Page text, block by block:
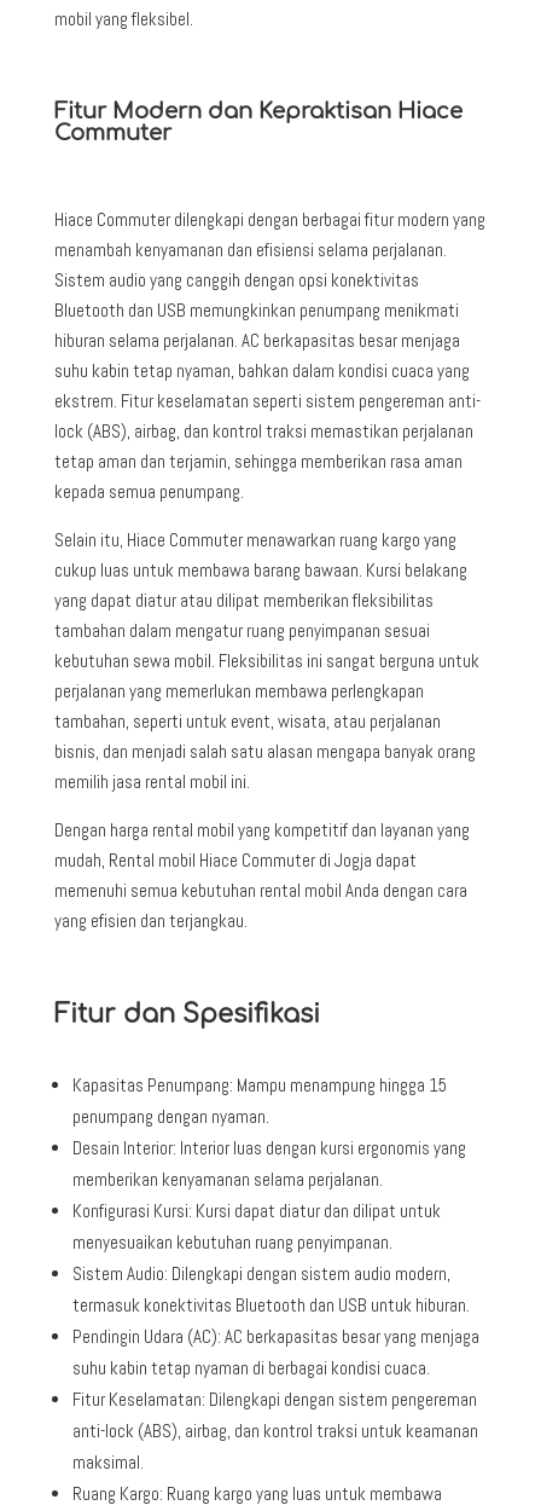
mobil yang fleksibel.
Fitur Modern dan Kepraktisan Hiace
Commuter
Hiace Commuter dilengkapi dengan berbagai fitur modern yang
menambah kenyamanan dan efisiensi selama perjalanan.
Sistem audio yang canggih dengan opsi konektivitas
Bluetooth dan USB memungkinkan penumpang menikmati
hiburan selama perjalanan. AC berkapasitas besar menjaga
suhu kabin tetap nyaman, bahkan dalam kondisi cuaca yang
ekstrem. Fitur keselamatan seperti sistem pengereman anti-
lock (ABS), airbag, dan kontrol traksi memastikan perjalanan
tetap aman dan terjamin, sehingga memberikan rasa aman
kepada semua penumpang.
Selain itu, Hiace Commuter menawarkan ruang kargo yang
cukup luas untuk membawa barang bawaan. Kursi belakang
yang dapat diatur atau dilipat memberikan fleksibilitas
tambahan dalam mengatur ruang penyimpanan sesuai
kebutuhan sewa mobil. Fleksibilitas ini sangat berguna untuk
perjalanan yang memerlukan membawa perlengkapan
tambahan, seperti untuk event, wisata, atau perjalanan
bisnis, dan menjadi salah satu alasan mengapa banyak orang
memilih jasa rental mobil ini.
Dengan harga rental mobil yang kompetitif dan layanan yang
mudah, Rental mobil Hiace Commuter di Jogja dapat
memenuhi semua kebutuhan rental mobil Anda dengan cara
yang efisien dan terjangkau.
Fitur dan Spesifikasi
Kapasitas Penumpang: Mampu menampung hingga 15
penumpang dengan nyaman.
Desain Interior: Interior luas dengan kursi ergonomis yang
memberikan kenyamanan selama perjalanan.
Konfigurasi Kursi: Kursi dapat diatur dan dilipat untuk
menyesuaikan kebutuhan ruang penyimpanan.
Sistem Audio: Dilengkapi dengan sistem audio modern,
termasuk konektivitas Bluetooth dan USB untuk hiburan.
Pendingin Udara (AC): AC berkapasitas besar yang menjaga
suhu kabin tetap nyaman di berbagai kondisi cuaca.
Fitur Keselamatan: Dilengkapi dengan sistem pengereman
anti-lock (ABS), airbag, dan kontrol traksi untuk keamanan
maksimal.
Ruang Kargo: Ruang kargo yang luas untuk membawa